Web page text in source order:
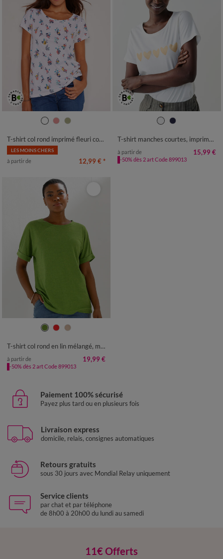
38/40 42/44
T-shirt col rond imprimé fleuri coton
LES MOINS CHERS
à partir de 12,99 € *
38/40 42/44
T-shirt manches courtes, imprimé coeurs dorés
à partir de 15,99 €
-50% dès 2 art Code 899013
38/40 42/44
T-shirt col rond en lin mélangé, manches courtes
à partir de 19,99 €
-50% dès 2 art Code 899013
Paiement 100% sécurisé
Payez plus tard ou en plusieurs fois
Livraison express
domicile, relais, consignes automatiques
Retours gratuits
sous 30 jours avec Mondial Relay uniquement
Service clients
par chat et par téléphone
de 8h00 à 20h00 du lundi au samedi
11€ Offerts